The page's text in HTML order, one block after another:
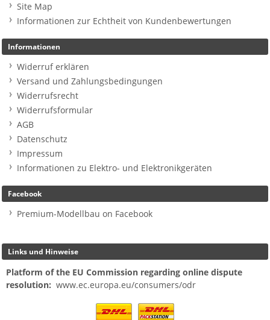
Site Map
Informationen zur Echtheit von Kundenbewertungen
Informationen
Widerruf erklären
Versand und Zahlungsbedingungen
Widerrufsrecht
Widerrufsformular
AGB
Datenschutz
Impressum
Informationen zu Elektro- und Elektronikgeräten
Facebook
Premium-Modellbau on Facebook
Links und Hinweise
Platform of the EU Commission regarding online dispute
resolution: www.ec.europa.eu/consumers/odr